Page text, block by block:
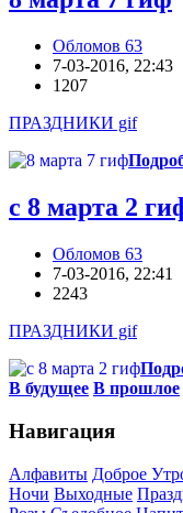
Обломов 63
7-03-2016, 22:43
1207
ПРАЗДНИКИ gif
с 8 марта 2
Обломов 63
7-03-2016, 22:41
2243
ПРАЗДНИКИ gif
В будущее В прошлое
Навигация
Алфавиты Доброе
Ночи Выходные